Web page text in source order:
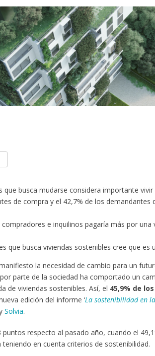
que busca mudarse considera importante
de compra y el 42,7% de los
e inquilinos pagaría más por
que busca viviendas sostenibles cree que
la necesidad de cambio para un
parte de la sociedad ha comportado un
de viviendas sostenibles. Así, el 45,9% de los
edición del informe ‘La sostenibilidad en
Solvia.
puntos respecto al pasado año, cuando el
en cuenta criterios de sostenibilidad.